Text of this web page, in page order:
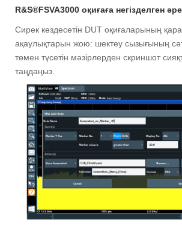
R&S®FSVA3000 оқиғаға негізделген
Сирек кездесетін DUT оқиғаларының
ақаулықтарын жою: шектеу сызығының
төмен түсетін мәзірлерден скриншот
таңдаңыз.